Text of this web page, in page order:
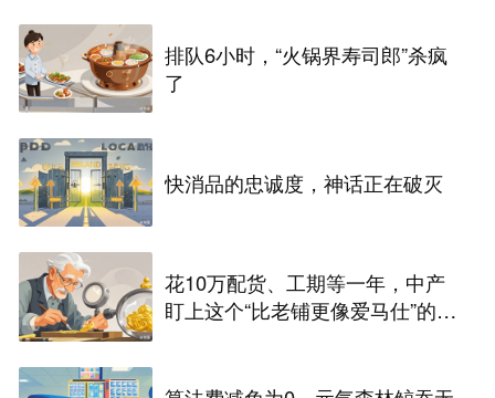
排队6小时，“火锅界寿司郎”杀疯
了
快消品的忠诚度，神话正在破灭
花10万配货、工期等一年，中产
盯上这个“比老铺更像爱马仕”的兰